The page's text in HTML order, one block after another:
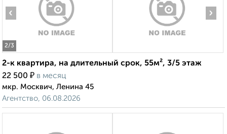
2/3
‹ ›
2-к квартира, на длительный срок, 55м², 3/5 этаж
22 500 ₽ в месяц
мкр. Москвич, Ленина 45
Агентство, 06.08.2026